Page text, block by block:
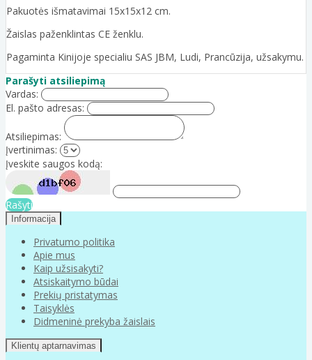
Pakuotės išmatavimai 15x15x12 cm.
Žaislas paženklintas CE ženklu.
Pagaminta Kinijoje specialiu SAS JBM, Ludi, Prancūzija, užsakymu.
Parašyti atsiliepimą
Vardas:
El. pašto adresas:
Atsiliepimas:
Įvertinimas:
Įveskite saugos kodą:
Rašyti
Informacija
Privatumo politika
Apie mus
Kaip užsisakyti?
Atsiskaitymo būdai
Prekių pristatymas
Taisyklės
Didmeninė prekyba žaislais
Klientų aptarnavimas